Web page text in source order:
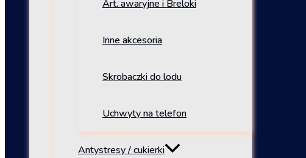
Art. awaryjne i Breloki
Inne akcesoria
Skrobaczki do lodu
Uchwyty na telefon
Antystresy / cukierki